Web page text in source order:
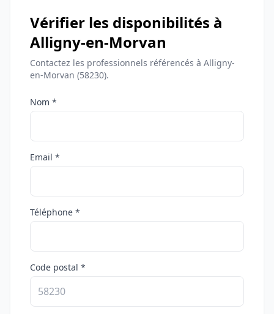
Vérifier les disponibilités à
Alligny-en-Morvan
Contactez les professionnels référencés à Alligny-
en-Morvan (58230).
Nom *
Email *
Téléphone *
Code postal *